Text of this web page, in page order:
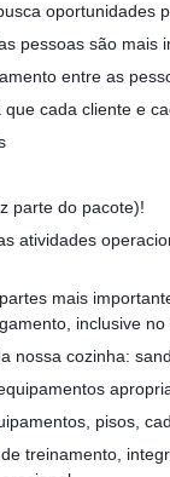
oportunidades
pessoas são mais
entre as
cada cliente e
parte do pacote)!
atividades
mais
inclusive no
nossa cozinha:
pisos,
treinamento,